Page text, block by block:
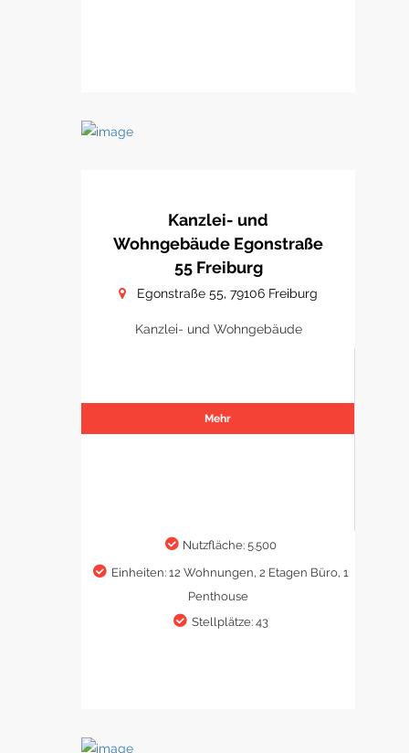
Kanzlei- und
Wohngebäude Egonstraße
55 Freiburg
Egonstraße 55, 79106 Freiburg
Kanzlei- und Wohngebäude
Mehr
Nutzfläche: 5.500
Einheiten: 12 Wohnungen, 2 Etagen Büro, 1
Penthouse
Stellplätze: 43